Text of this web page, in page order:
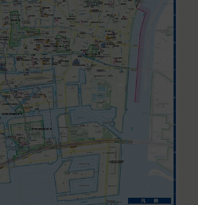
針に沿ってお客様からお預
、正確性および機密性の保
個人情報保護法および関連
よび取得方法
る情報
サービスの登録手続を行う
「お客様情報」といいま
場合があります。
、職業等プロフィールに関す
る方は、ご登録される前に
り、本規約に同意いただく
号に掲げる用語の意義は、
によるものとします。
タルサイト及び連携により
ビスをいいます。
from issuance.
number provided in the
.
and selectApply to
Cards, please contact
(0120-999-373 / 24 hours).
terms, please seehere .